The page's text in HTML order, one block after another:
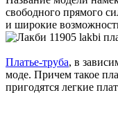
свободного прямого
и широкие
Платье-труба, в
моде. Причем такое
пригодятся легкие